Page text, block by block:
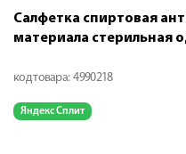
Салфетка спиртовая
материала стерильная
код товара: 4990218
Яндекс Сплит